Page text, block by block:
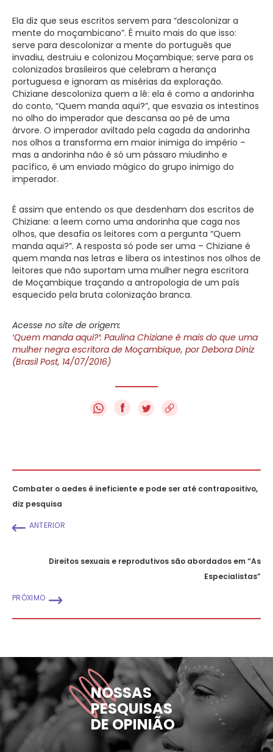
Ela diz que seus escritos servem para “descolonizar a
mente do moçambicano”. É muito mais do que isso:
serve para descolonizar a mente do português que
invadiu, destruiu e colonizou Moçambique; serve para os
colonizados brasileiros que celebram a herança
portuguesa e ignoram as misérias da exploração.
Chiziane descoloniza quem a lê: ela é como a andorinha
do conto, “Quem manda aqui?”, que esvazia os intestinos
no olho do imperador que descansa ao pé de uma
árvore. O imperador aviltado pela cagada da andorinha
nos olhos a transforma em maior inimiga do império –
mas a andorinha não é só um pássaro miudinho e
pacífico, é um enviado mágico do grupo inimigo do
imperador.
É assim que entendo os que desdenham dos escritos de
Chiziane: a leem como uma andorinha que caga nos
olhos, que desafia os leitores com a pergunta “Quem
manda aqui?”. A resposta só pode ser uma – Chiziane é
quem manda nas letras e libera os intestinos nos olhos de
leitores que não suportam uma mulher negra escritora
de Moçambique traçando a antropologia de um país
esquecido pela bruta colonização branca.
Acesse no site de origem:
‘Quem manda aqui?’: Paulina Chiziane é mais do que uma
mulher negra escritora de Moçambique, por Debora Diniz
(Brasil Post, 14/07/2016)
f
Combater o aedes é ineficiente e pode ser até contrapositivo,
diz pesquisa
ANTERIOR
Direitos sexuais e reprodutivos são abordados em “As
Especialistas”
PRÓXIMO
NOSSAS
PESQUISAS
DE OPINIÃO